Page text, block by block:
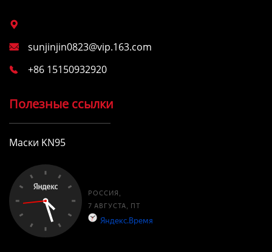

 sunjinjin0823@vip.163.com
 +86 15150932920
Полезные ссылки
Маски KN95